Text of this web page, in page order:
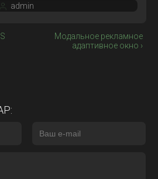
admin
Модальное рекламное
адаптивное окно ›